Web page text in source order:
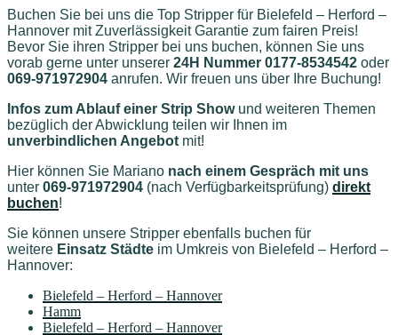
Buchen Sie bei uns die Top Stripper für Bielefeld – Herford –
Hannover mit Zuverlässigkeit Garantie zum fairen Preis!
Bevor Sie ihren Stripper bei uns buchen, können Sie uns
vorab gerne unter unserer 24H Nummer 0177-8534542 oder
069-971972904 anrufen. Wir freuen uns über Ihre Buchung!
Infos zum Ablauf einer Strip Showund weiteren Themen
bezüglich der Abwicklung teilen wir Ihnen im
unverbindlichen Angebot mit!
Hier können Sie Mariano nach einem Gespräch mit uns
unter 069-971972904 (nach Verfügbarkeitsprüfung) direkt
buchen!
Sie können unsere Stripper ebenfalls buchen für
weitere Einsatz Städte im Umkreis von Bielefeld – Herford –
Hannover:
Bielefeld – Herford – Hannover
Hamm
Bielefeld – Herford – Hannover